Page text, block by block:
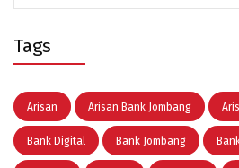
Tags
Arisan Arisan Bank Jombang
Bank Digital Bank Jombang